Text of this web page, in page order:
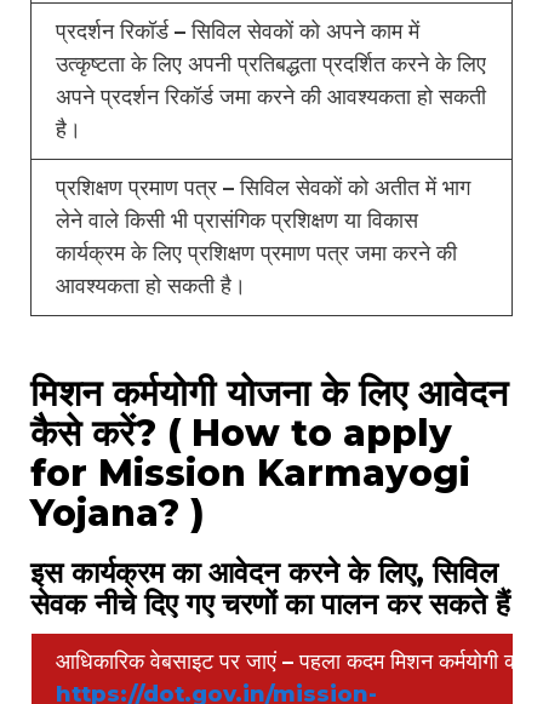
प्रदर्शन रिकॉर्ड – सिविल सेवकों को अपने काम में
उत्कृष्टता के लिए अपनी प्रतिबद्धता प्रदर्शित करने के लिए
अपने प्रदर्शन रिकॉर्ड जमा करने की आवश्यकता हो सकती
है।
प्रशिक्षण प्रमाण पत्र – सिविल सेवकों को अतीत में भाग
लेने वाले किसी भी प्रासंगिक प्रशिक्षण या विकास
कार्यक्रम के लिए प्रशिक्षण प्रमाण पत्र जमा करने की
आवश्यकता हो सकती है।
मिशन कर्मयोगी योजना के लिए आवेदन
कैसे करें? ( How to apply
for Mission Karmayogi
Yojana? )
इस कार्यक्रम का आवेदन करने के लिए, सिविल
सेवक नीचे दिए गए चरणों का पालन कर सकते हैं
आधिकारिक वेबसाइट पर जाएं – पहला कदम मिशन कर्मयोगी
https://dot.gov.in/mission-